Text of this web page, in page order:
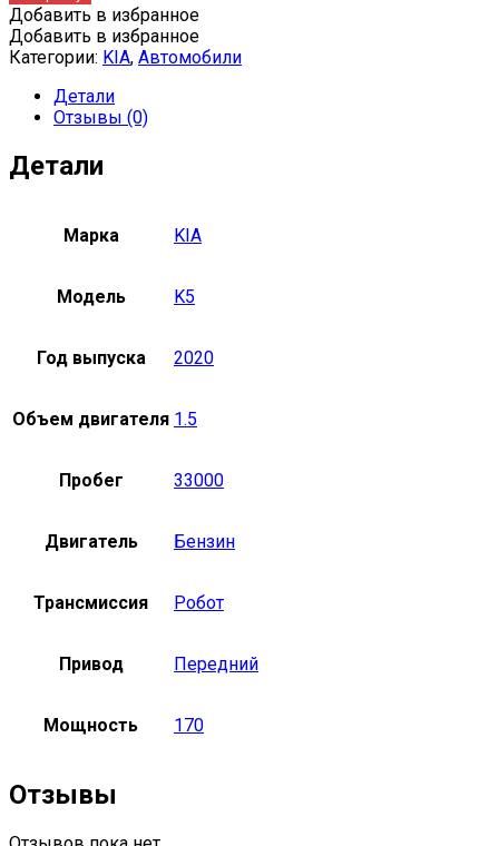
KIA
K5
Добавить в избранное
Добавить в избранное
Категории: KIA, Автомобили
Детали
Отзывы (0)
Детали
Марка KIA
Модель K5
Год выпуска 2020
Объем двигателя 1.5
Пробег 33000
Двигатель Бензин
Трансмиссия Робот
Привод Передний
Мощность 170
Отзывы